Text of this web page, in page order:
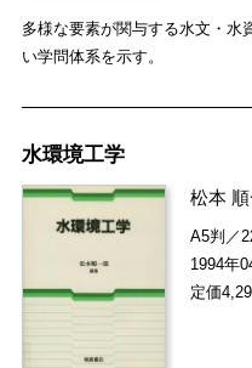
多様な要素が関与する水文・水
い学問体系を示す。
水環境工学
松本
A5判／
1994年
定価